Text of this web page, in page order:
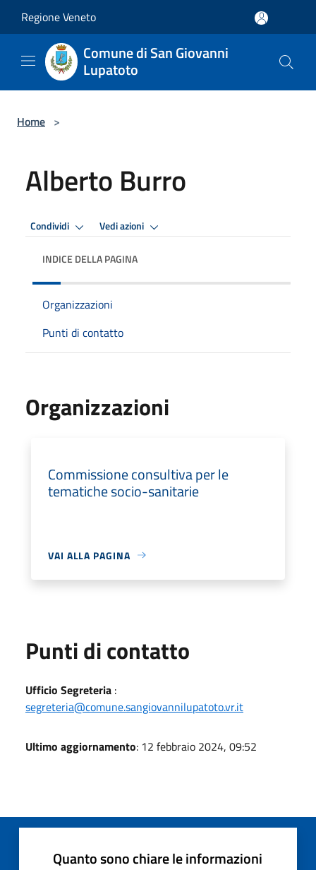
Regione Veneto
Comune di San Giovanni
Lupatoto
Home >
Alberto Burro
Condividi Vedi azioni
INDICE DELLA PAGINA
Organizzazioni
Punti di contatto
Organizzazioni
Commissione consultiva per le
tematiche socio-sanitarie
VAI ALLA PAGINA
Punti di contatto
Ufficio Segreteria :
segreteria@comune.sangiovannilupatoto.vr.it
Ultimo aggiornamento: 12 febbraio 2024, 09:52
Quanto sono chiare le informazioni